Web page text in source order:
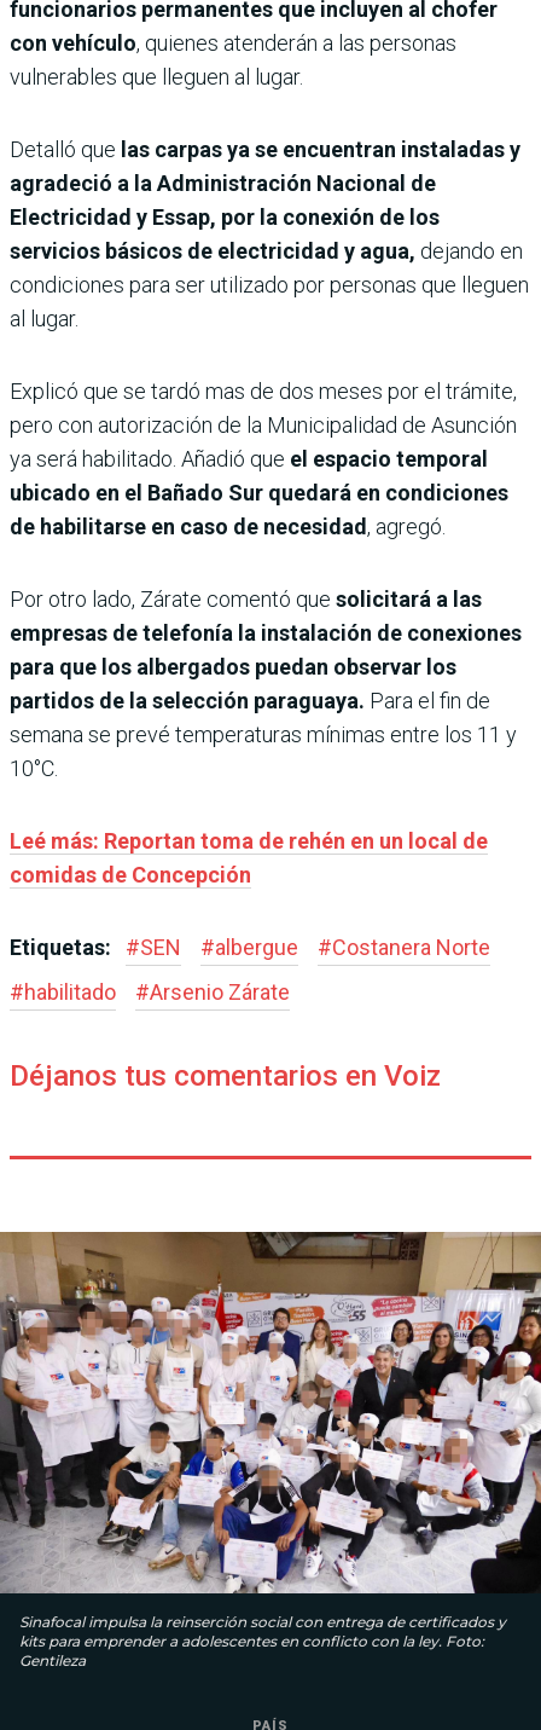
funcionarios permanentes que incluyen al chofer
con vehículo, quienes atenderán a las personas
vulnerables que lleguen al lugar.
Detalló que las carpas ya se encuentran instaladas y
agradeció a la Administración Nacional de
Electricidad y Essap, por la conexión de los
servicios básicos de electricidad y agua, dejando en
condiciones para ser utilizado por personas que lleguen
al lugar.
Explicó que se tardó mas de dos meses por el trámite,
pero con autorización de la Municipalidad de Asunción
ya será habilitado. Añadió que el espacio temporal
ubicado en el Bañado Sur quedará en condiciones
de habilitarse en caso de necesidad, agregó.
Por otro lado, Zárate comentó que solicitará a las
empresas de telefonía la instalación de conexiones
para que los albergados puedan observar los
partidos de la selección paraguaya. Para el fin de
semana se prevé temperaturas mínimas entre los 11 y
10°C.
Leé más: Reportan toma de rehén en un local de
comidas de Concepción
Etiquetas: #SEN #albergue #Costanera Norte
#habilitado #Arsenio Zárate
Déjanos tus comentarios en Voiz
Sinafocal impulsa la reinserción social con entrega de certificados y
kits para emprender a adolescentes en conflicto con la ley. Foto:
Gentileza
PAÍS